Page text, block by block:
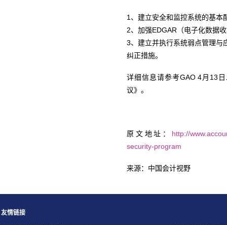
1、建立安全和监控系统的基本
2、加强EDGAR（电子化数据
3、建立并执行系统弱点管理与
纠正措施。
详细信息请参考GAO 4月13
议》。
原文地址： http://
security-program
来源：中国会计视野
友情链接